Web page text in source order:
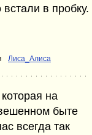
в пробку.
Лиса_Алиса
на
быте
всегда так